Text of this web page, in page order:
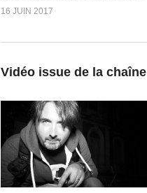
16 JUIN 2017
Vidéo issue de la chaîne